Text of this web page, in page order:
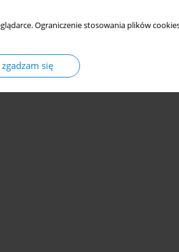
Ograniczenie stosowania plików
się